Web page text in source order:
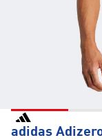
adidas